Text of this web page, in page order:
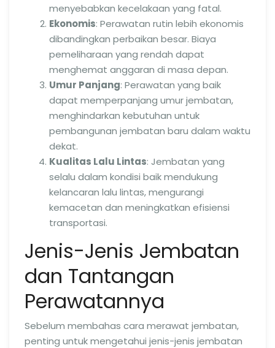
menyebabkan kecelakaan yang fatal.
Ekonomis: Perawatan rutin lebih ekonomis
dibandingkan perbaikan besar. Biaya
pemeliharaan yang rendah dapat
menghemat anggaran di masa depan.
Umur Panjang: Perawatan yang baik
dapat memperpanjang umur jembatan,
menghindarkan kebutuhan untuk
pembangunan jembatan baru dalam waktu
dekat.
Kualitas Lalu Lintas: Jembatan yang
selalu dalam kondisi baik mendukung
kelancaran lalu lintas, mengurangi
kemacetan dan meningkatkan efisiensi
transportasi.
Jenis-Jenis Jembatan
dan Tantangan
Perawatannya
Sebelum membahas cara merawat jembatan,
penting untuk mengetahui jenis-jenis jembatan